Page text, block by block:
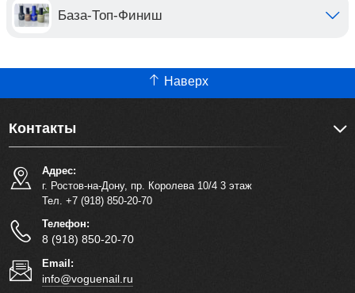
База-Топ-Финиш
Наверх
Контакты
Адрес:
г. Ростов-на-Дону, пр. Королева 10/4 3 этаж
Тел. +7 (918) 850-20-70
Телефон:
8 (918) 850-20-70
Email:
info@voguenail.ru